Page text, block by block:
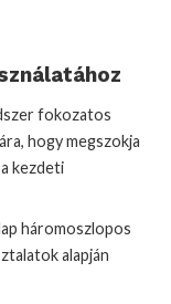
fokozatos
hogy megszokja
kezdeti
háromoszlopos
alapján